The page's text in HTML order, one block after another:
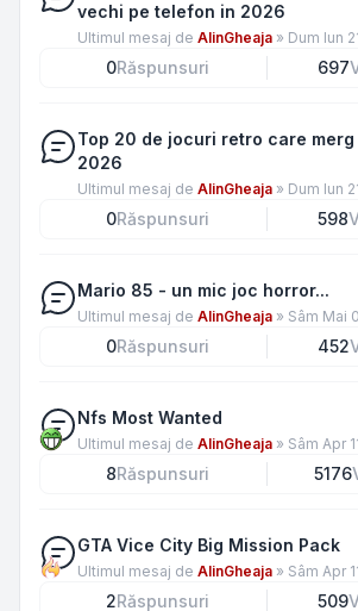
vechi pe telefon in 2026
Ultimul mesaj de AlinGheaja » Dum Iun
0Răspunsuri 697
Top 20 de jocuri retro care merg
2026
Ultimul mesaj de AlinGheaja » Dum Iun
0Răspunsuri 598
Mario 85 - un mic joc horror...
Ultimul mesaj de AlinGheaja » Sâm Mai
0Răspunsuri 452
Nfs Most Wanted
Ultimul mesaj de AlinGheaja » Sâm Apr
8Răspunsuri 5176
GTA Vice City Big Mission Pack
Ultimul mesaj de AlinGheaja » Sâm Apr
2Răspunsuri 509